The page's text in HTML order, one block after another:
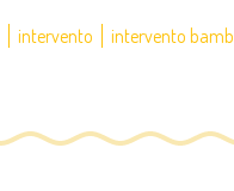
intervento intervento